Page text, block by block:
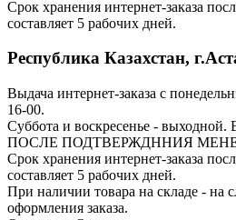
Срок хранения интернет-заказа
составляет 5 рабочих дней.
Республика Казахстан,
Выдача интернет-заказа с
16-00.
Суббота и воскресенье -
ПОСЛЕ ПОДТВЕРЖДННИЯ
Срок хранения интернет-заказа
составляет 5 рабочих дней.
При наличии товара на складе - на
оформления заказа.